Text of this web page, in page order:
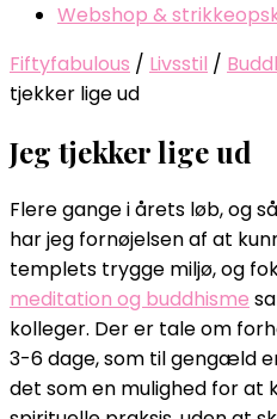
Webshop &
Fiftyfabulous / Livsstil /
tjekker lige ud
Jeg tjekker lige ud
Flere gange i årets løb, og
har jeg fornøjelsen af at
templets trygge miljø, og
meditation og buddhisme
kolleger. Der er tale om
3-6 dage, som til gengæld
det som en mulighed for at